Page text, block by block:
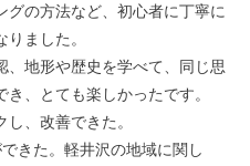
の方法など、初心者に丁寧に
ました。
、地形や歴史を学べて、同じ思
、とても楽しかったです。
、改善できた。
きた。軽井沢の地域に関し